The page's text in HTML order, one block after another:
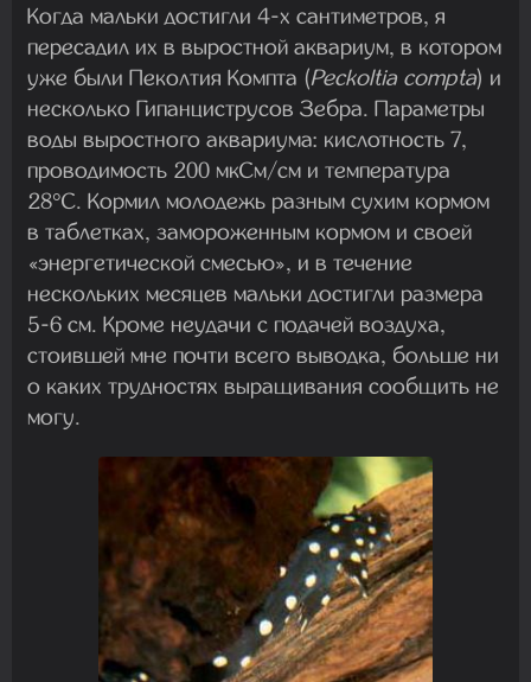
Когда мальки достигли 4-х сантиметров, я
пересадил их в выростной аквариум, в котором
уже были Пеколтия Компта (Peckoltia compta) и
несколько Гипанциструсов Зебра. Параметры
воды выростного аквариума: кислотность 7,
проводимость 200 мкСм/см и температура
28°C. Кормил молодежь разным сухим кормом
в таблетках, замороженным кормом и своей
«энергетической смесью», и в течение
нескольких месяцев мальки достигли размера
5-6 см. Кроме неудачи с подачей воздуха,
стоившей мне почти всего выводка, больше ни
о каких трудностях выращивания сообщить не
могу.